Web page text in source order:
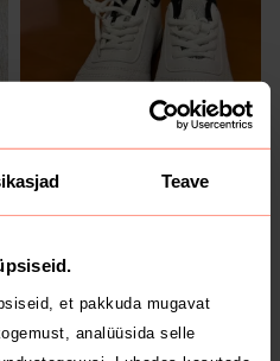
Teave
et pakkuda mugavat
analüüsida selle
15 €
Muu